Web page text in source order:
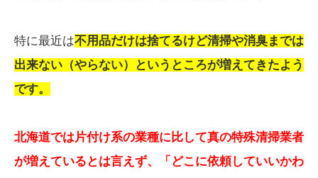
特に最近は不用品だけは捨てるけど清掃や消臭までは
出来ない（やらない）というところが増えてきたよう
です。
北海道では片付け系の業種に比して真の特殊清掃業者
が増えているとは言えず、「どこに依頼していいかわ